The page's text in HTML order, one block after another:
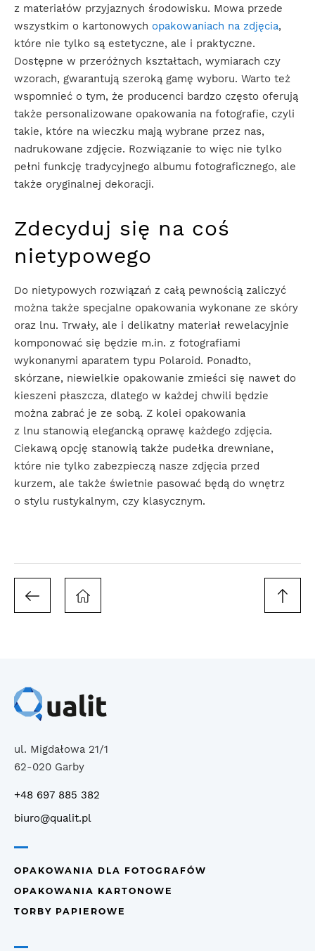
z materiałów przyjaznych środowisku. Mowa przede
wszystkim o kartonowych opakowaniach na zdjęcia,
które nie tylko są estetyczne, ale i praktyczne.
Dostępne w przeróżnych kształtach, wymiarach czy
wzorach, gwarantują szeroką gamę wyboru. Warto też
wspomnieć o tym, że producenci bardzo często oferują
także personalizowane opakowania na fotografie, czyli
takie, które na wieczku mają wybrane przez nas,
nadrukowane zdjęcie. Rozwiązanie to więc nie tylko
pełni funkcję tradycyjnego albumu fotograficznego, ale
także oryginalnej dekoracji.
Zdecyduj się na coś
nietypowego
Do nietypowych rozwiązań z całą pewnością zaliczyć
można także specjalne opakowania wykonane ze skóry
oraz lnu. Trwały, ale i delikatny materiał rewelacyjnie
komponować się będzie m.in. z fotografiami
wykonanymi aparatem typu Polaroid. Ponadto,
skórzane, niewielkie opakowanie zmieści się nawet do
kieszeni płaszcza, dlatego w każdej chwili będzie
można zabrać je ze sobą. Z kolei opakowania
z lnu stanowią elegancką oprawę każdego zdjęcia.
Ciekawą opcję stanowią także pudełka drewniane,
które nie tylko zabezpieczą nasze zdjęcia przed
kurzem, ale także świetnie pasować będą do wnętrz
o stylu rustykalnym, czy klasycznym.
ul. Migdałowa 21/1
62-020 Garby
+48 697 885 382
biuro@qualit.pl
OPAKOWANIA DLA FOTOGRAFÓW
OPAKOWANIA KARTONOWE
TORBY PAPIEROWE